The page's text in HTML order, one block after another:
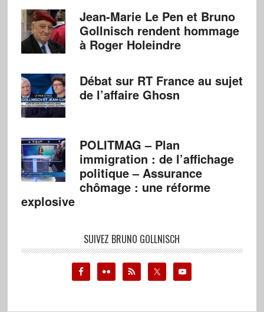
Jean-Marie Le Pen et Bruno
Gollnisch rendent hommage
à Roger Holeindre
Débat sur RT France au sujet
de l’affaire Ghosn
POLITMAG – Plan
immigration : de l’affichage
politique – Assurance
chômage : une réforme
explosive
SUIVEZ BRUNO GOLLNISCH